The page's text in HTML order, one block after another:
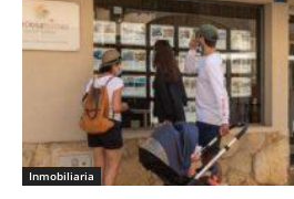
Inmobiliaria